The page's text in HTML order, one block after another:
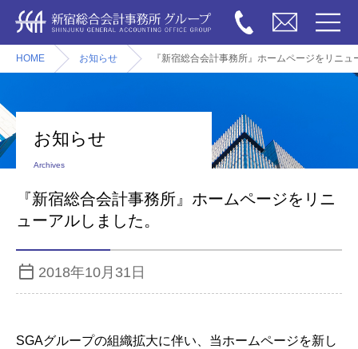
HOME お知らせ 『新宿総合会計事務所』ホームページをリニュ
お知らせ
Archives
『新宿総合会計事務所』ホームページをリニ
ューアルしました。
2018年10月31日
SGAグループの組織拡大に伴い、当ホームページを新し